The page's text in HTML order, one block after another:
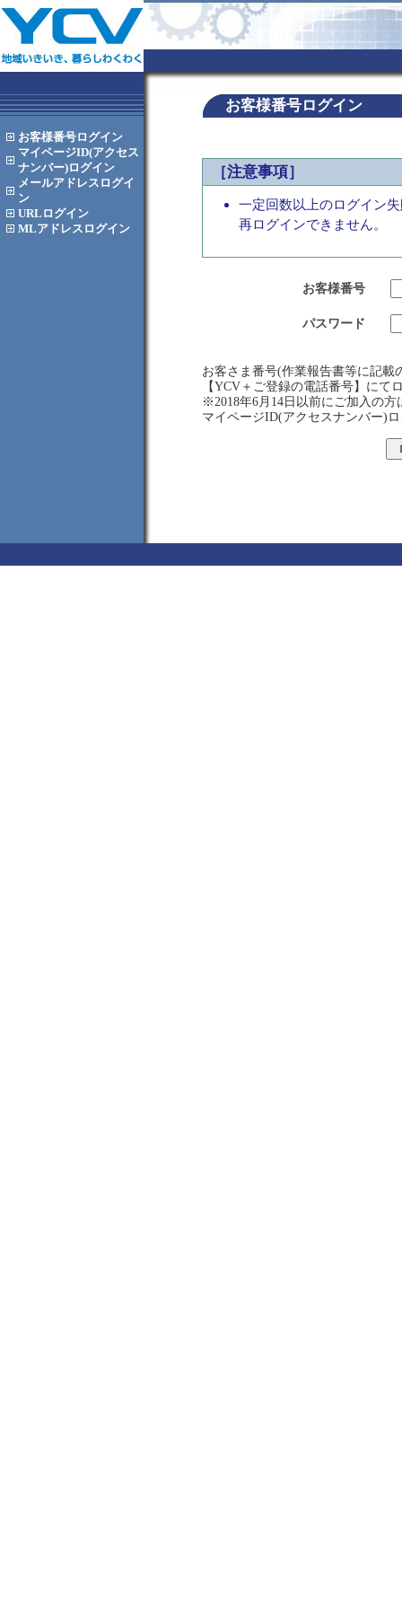
お客様番号ログイン
マイページID(アクセス
ナンバー)ログイン
メールアドレス ログイ
ン
URL ログイン
MLアドレス ログイン
お客様番号ログイン
［注意事項］
一定回数以上のログイン
再ログインできません。
お客様番号
パスワード
お客さま番号(作業報告書等に記載
【YCV＋ご登録の電話番号】にて
※2018年6月14日以前にご加入の
マイページID(アクセスナンバー)